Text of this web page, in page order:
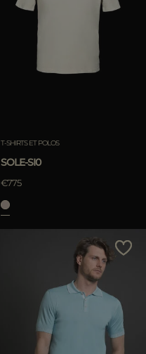
T-SHIRTS ET POLOS
SOLE-SI0
€775